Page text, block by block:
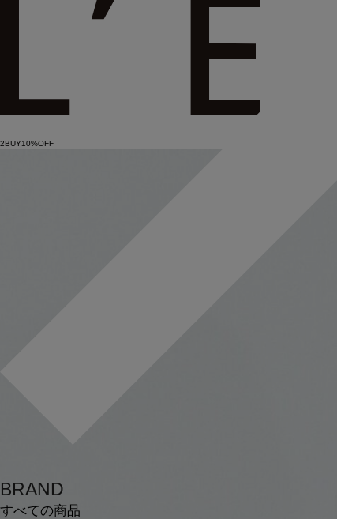
BRAND
すべての商品
2BUY10%OFF